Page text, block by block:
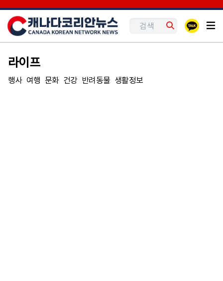
라이프
행사 여행 문화 건강 반려동물 생활정보